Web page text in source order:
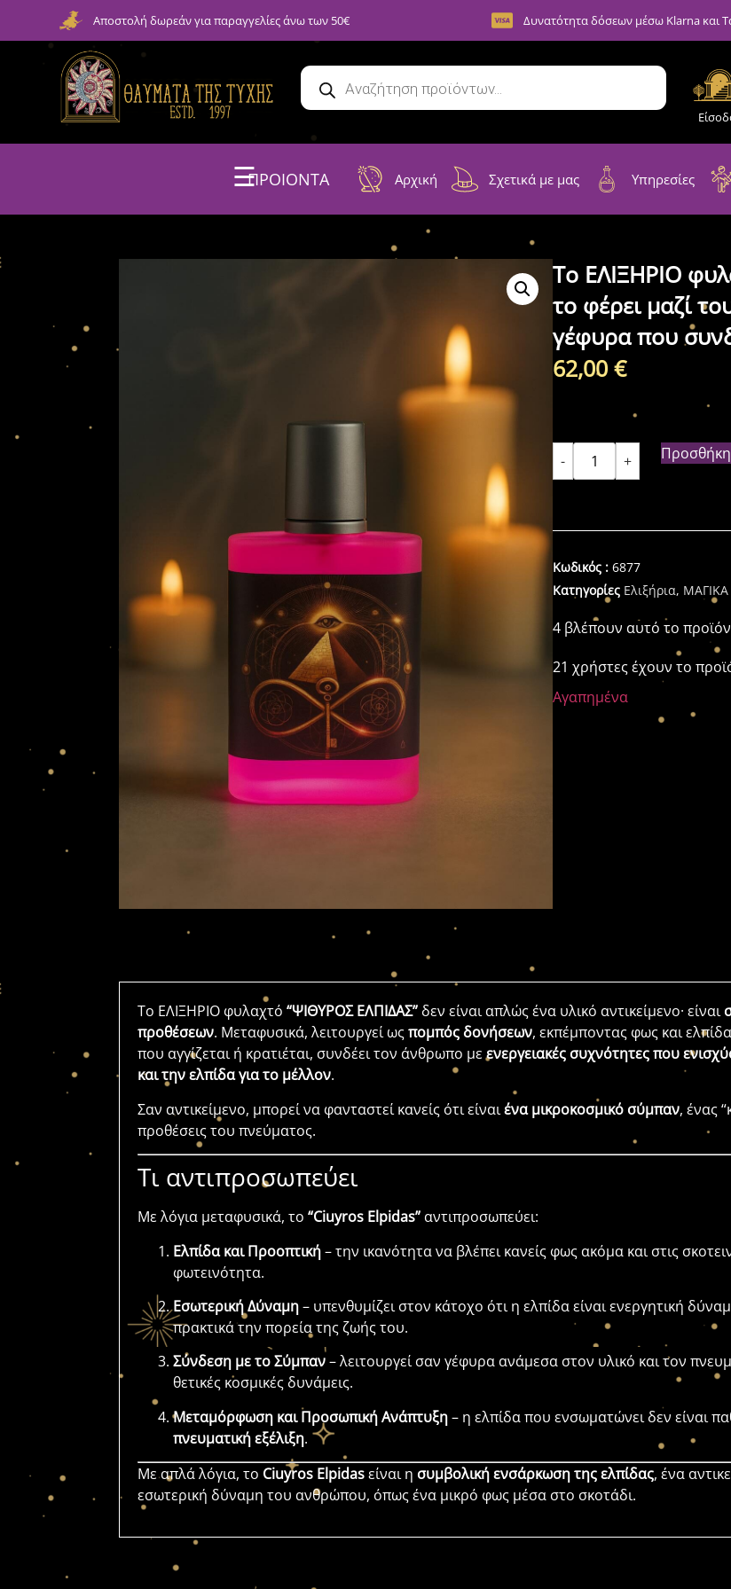
Αποστολή δωρεάν για παραγγελίες άνω των 50€ Δυνατότητα δόσεων μέσω Klarna και
☰ΠΡΟΙΟΝΤΑ Αρχική Σχετικά με μας Υπηρεσίες
Το ΕΛΙΞΗΡΙΟ
το φέρει μαζί
γέφυρα που
62,00€
- +
Κωδικός :6877
Κατηγορίες Ελιξήρια,
4 βλέπουν αυτό το προϊόν
21 χρήστες έχουν το
Αγαπημένα
Το ΕΛΙΞΗΡΙΟ φυλαχτό“ΨΙΘΥΡΟΣ ΕΛΠΙΔΑΣ” δεν είναι απλώς ένα υλικό αντικείμενο· είναι
προθέσεων. Μεταφυσικά, λειτουργεί ωςπομπός δονήσεων, εκπέμποντας φως και
που αγγίζεται ή κρατιέται, συνδέει τον άνθρωπο μεενεργειακές συχνότητες που
και την ελπίδα για το μέλλον.
Σαν αντικείμενο, μπορεί να φανταστεί κανείς ότι είναιένα μικροκοσμικό σύμπαν, ένας
προθέσεις του πνεύματος.
Τι αντιπροσωπεύει
Με λόγια μεταφυσικά, το“Ciuyros Elpidas”αντιπροσωπεύει:
Ελπίδα και Προοπτική– την ικανότητα να βλέπει κανείς φως ακόμα και στις
φωτεινότητα.
Εσωτερική Δύναμη– υπενθυμίζει στον κάτοχο ότι η ελπίδα είναι ενεργητική
πρακτικά την πορεία της ζωής του.
Σύνδεση με το Σύμπαν– λειτουργεί σαν γέφυρα ανάμεσα στον υλικό και τον
θετικές κοσμικές δυνάμεις.
Μεταμόρφωση και Προσωπική Ανάπτυξη– η ελπίδα που ενσωματώνει δεν είναι
πνευματική εξέλιξη.
Με απλά λόγια, το Ciuyros Elpidasείναι η συμβολική ενσάρκωση της ελπίδας, ένα
εσωτερική δύναμη του ανθρώπου, όπως ένα μικρό φως μέσα στο σκοτάδι.